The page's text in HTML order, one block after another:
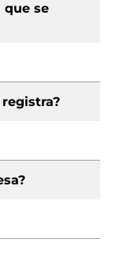
que se